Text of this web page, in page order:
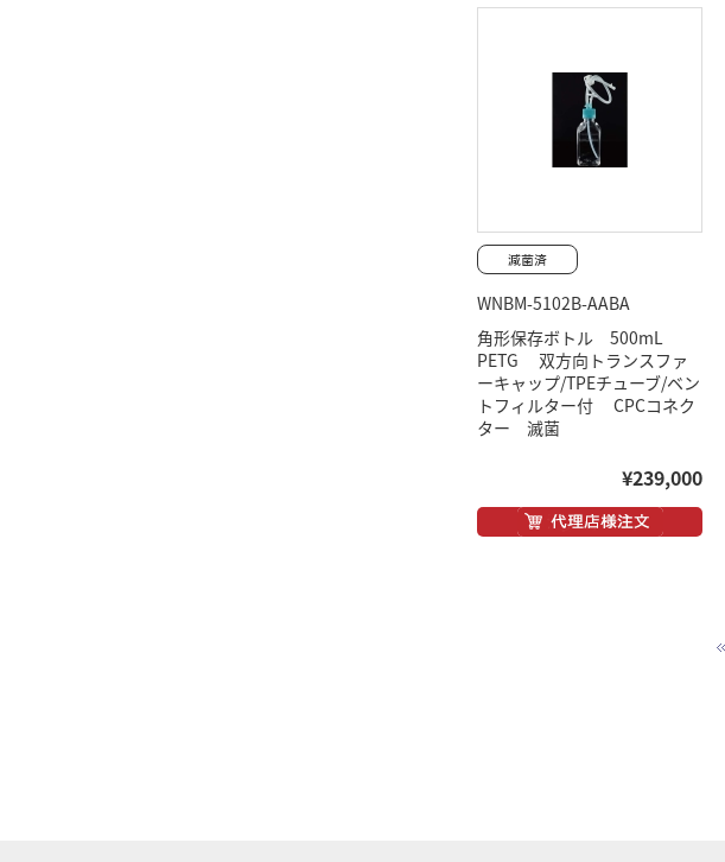
WNBM-5102B-AABA
角形保存ボトル 500mL
PETG 双方向トランスファ
ーキャップ/TPEチューブ/ベン
トフィルター付 CPCコネク
ター 滅菌
¥239,000